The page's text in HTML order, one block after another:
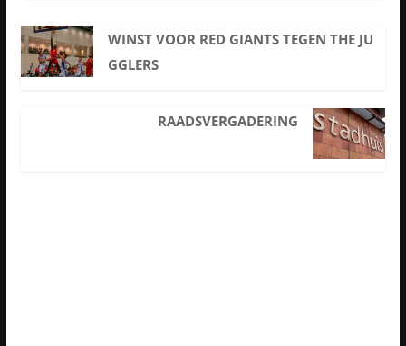
WINST VOOR RED GIANTS TEGEN THE JU
GGLERS
RAADSVERGADERING